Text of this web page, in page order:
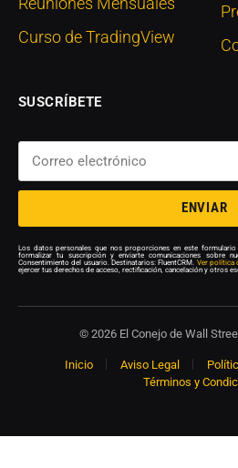
Curso de TradingView
SUSCRÍBETE
ENVIAR
Los datos personales que nos proporciones en este
formalizar tu suscripción y enviarte comunicaciones sobre
Consentimiento del usuario. Destinatarios: FluentCRM. Ver política
ejercer tus derechos de acceso, rectificación, cancelación y otros
© 2026 El Conejo de Wall
Inicio Aviso Legal
Términos y